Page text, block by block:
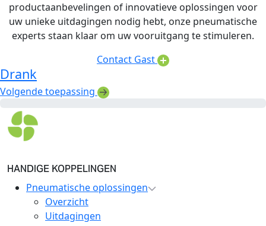
productaanbevelingen of innovatieve oplossingen voor
uw unieke uitdagingen nodig hebt, onze pneumatische
experts staan klaar om uw vooruitgang te stimuleren.
Contact Gast
Drank
Volgende toepassing
HANDIGE KOPPELINGEN
Pneumatische oplossingen
Overzicht
Uitdagingen